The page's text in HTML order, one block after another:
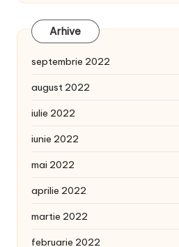
Arhive
septembrie 2022
august 2022
iulie 2022
iunie 2022
mai 2022
aprilie 2022
martie 2022
februarie 2022